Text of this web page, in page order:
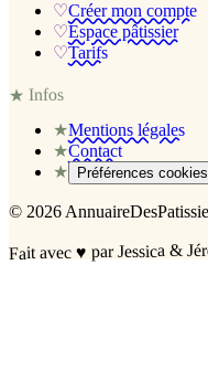
♡Créer mon compte
♡Espace pâtissier
♡Tarifs
★Infos
★Mentions légales
★Contact
★
Préférences cookies
© 2026
Fait avec♥ par Jessica &